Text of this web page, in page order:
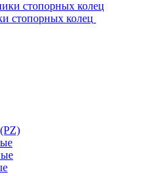
стопорных колец